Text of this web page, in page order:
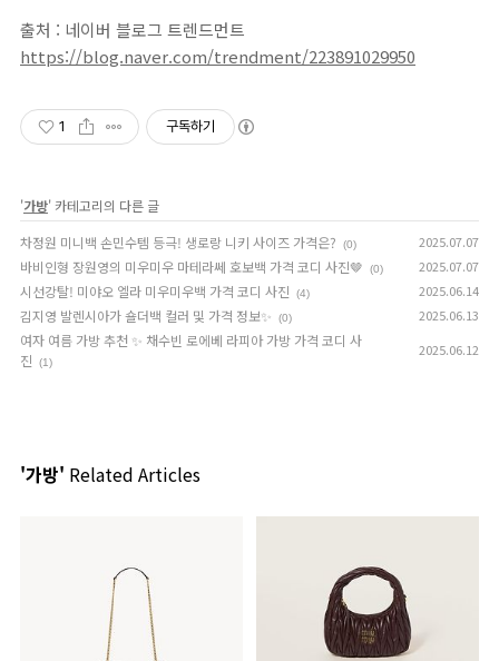
출처 : 네이버 블로그 트렌드먼트
https://blog.naver.com/trendment/223891029950
1 구독하기
'가방' 카테고리의 다른 글
차정원 미니백 손민수템 등극! 생로랑 니키 사이즈 가격은?
(0) 2025.07.07
바비인형 장원영의 미우미우 마테라쎄 호보백 가격 코디 사진🤎 (0) 2025.07.07
시선강탈! 미야오 엘라 미우미우백 가격 코디 사진 (4) 2025.06.14
김지영 발렌시아가 숄더백 컬러 및 가격 정보✨ (0) 2025.06.13
여자 여름 가방 추천 ✨ 채수빈 로에베 라피아 가방 가격 코디 사
진
(1)
2025.06.12
'가방' Related Articles